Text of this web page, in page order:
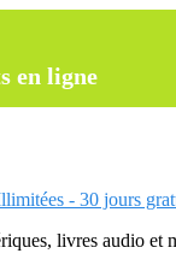
en ligne
- 30 jours
livres audio et